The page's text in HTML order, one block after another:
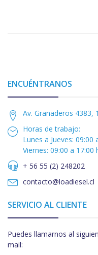
ENCUÉNTRANOS
Av. Granaderos 4383,
Horas de trabajo:
Lunes a Jueves: 09:00
Viernes: 09:00 a 17:00
+ 56 55 (2) 248202
contacto@loadiesel.cl
SERVICIO AL CLIENTE
Puedes llamarnos al
mail: